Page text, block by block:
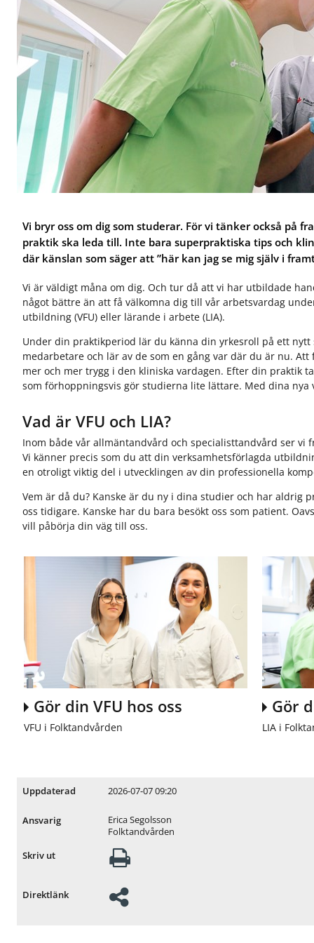
r
A
l
l
m
a
n
d
r
S
p
e
c
a
i
å
r
d
ö
r
J
o
a
h
o
s
s
f
ö
m
o
s
s
Vi bryr oss om dig som studerar. För vi tänker också på
praktik ska leda till. Inte bara superpraktiska tips och
där känslan som säger att ”här kan jag se mig själv i
Vi är väldigt måna om dig. Och tur då att vi har utbildade
något bättre än att få välkomna dig till vår arbetsvardag
utbildning (VFU) eller lärande i arbete (LIA).
Under din praktikperiod lär du känna din yrkesroll på ett nytt
medarbetare och lär av de som en gång var där du är nu.
mer och mer trygg i den kliniska vardagen. Efter din praktik
som förhoppningsvis gör studierna lite lättare. Med dina
Vad är VFU och LIA?
Inom både vår allmäntandvård och specialisttandvård ser vi
Vi känner precis som du att din verksamhetsförlagda
en otroligt viktig del i utvecklingen av din professionella
Vem är då du? Kanske är du ny i dina studier och har aldrig
oss tidigare. Kanske har du bara besökt oss som patient.
vill påbörja din väg till oss.
Gör din VFU hos oss
VFU i Folktandvården
Gör
LIA i
Uppdaterad 2026-07-07 09:20
Ansvarig
Erica Segolsson
Folktandvården
Skriv ut
Direktlänk